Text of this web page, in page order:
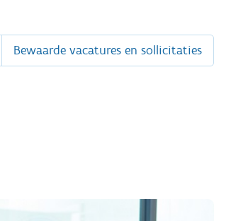
Bewaarde vacatures en sollicitaties